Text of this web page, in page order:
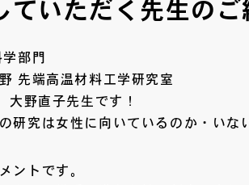
ていただく先生のご
部門
先端高温材料工学研究室
野直子先生です！
研究は女性に向いているのか・いな
ントです。